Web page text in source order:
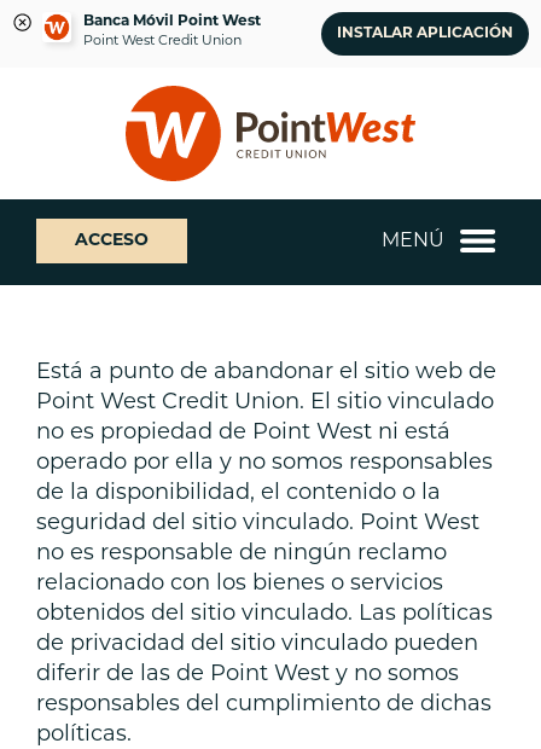
Banca Móvil Point West
Point West Credit Union
INSTALAR APLICACIÓN
sesión
banca
web
¿Qué
podemos
ayudarte
a
ACCESO MENÚ
Está a punto de abandonar el sitio web de
Point West Credit Union. El sitio vinculado
no es propiedad de Point West ni está
operado por ella y no somos responsables
de la disponibilidad, el contenido o la
seguridad del sitio vinculado. Point West
no es responsable de ningún reclamo
relacionado con los bienes o servicios
obtenidos del sitio vinculado. Las políticas
de privacidad del sitio vinculado pueden
diferir de las de Point West y no somos
responsables del cumplimiento de dichas
políticas.